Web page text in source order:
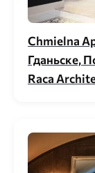
Chmielna
Гданьске,
Raca